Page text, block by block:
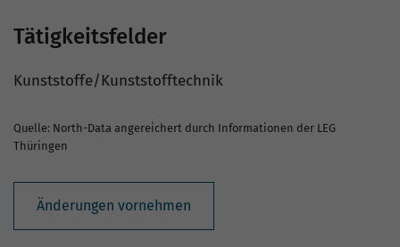
Tätigkeitsfelder
Kunststoffe/Kunststofftechnik
Quelle: North-Data angereichert durch Informationen der LEG
Thüringen
Änderungen vornehmen